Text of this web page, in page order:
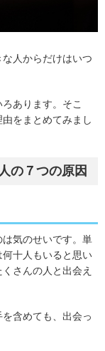
人からだけはいつ
あります。そこ
をまとめてみまし
の７つの原因
気のせいです。単
十人もいると思い
さんの人と出会え
含めても、出会っ